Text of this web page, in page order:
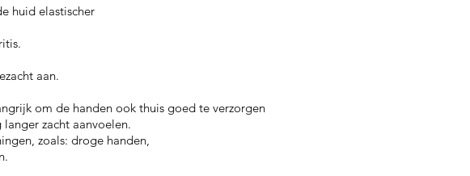
huid elastischer
aan.
om de handen ook thuis goed te verzorgen
zacht aanvoelen.
zoals: droge handen,